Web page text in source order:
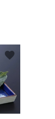
favorite